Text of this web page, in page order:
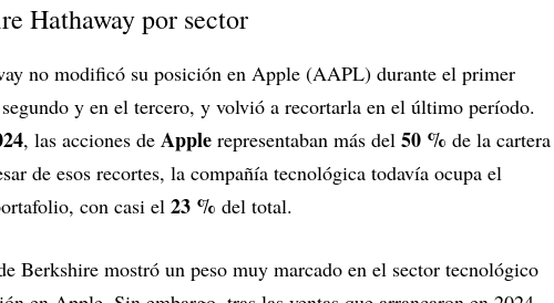
Hathaway por sector
no modificó su posición en Apple (AAPL) durante el primer
y en el tercero, y volvió a recortarla en el último período.
, las acciones de Apple representaban más del 50 % de la cartera
de esos recortes, la compañía tecnológica todavía ocupa el
con casi el 23 % del total.
Berkshire mostró un peso muy marcado en el sector tecnológico